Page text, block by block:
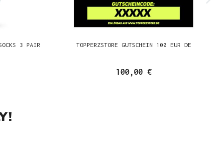
3 PAIR TOPPERZSTORE GUTSCHEIN 100 EUR DE
100,00 €